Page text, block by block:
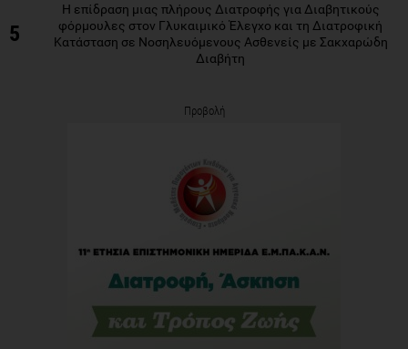
5
Η επίδραση μιας πλήρους Διατροφής για Διαβητικούς
φόρμουλες στον Γλυκαιμικό Έλεγχο και τη Διατροφική
Κατάσταση σε Νοσηλευόμενους Ασθενείς με Σακχαρώδη
Διαβήτη
Προβολή